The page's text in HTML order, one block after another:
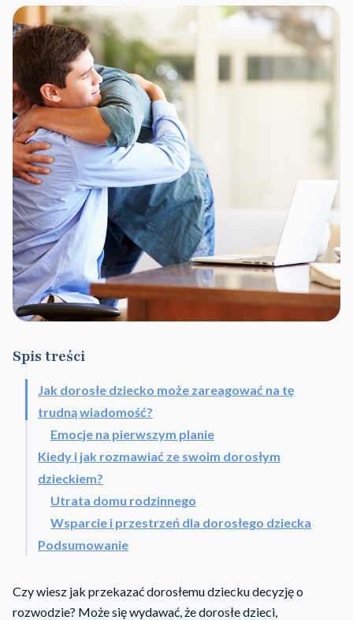
Spis treści
Jak dorosłe dziecko może zareagować na tę
trudną wiadomość?
Emocje na pierwszym planie
Kiedy i jak rozmawiać ze swoim dorosłym
dzieckiem?
Utrata domu rodzinnego
Wsparcie i przestrzeń dla dorosłego dziecka
Podsumowanie
Czy wiesz jak przekazać dorosłemu dziecku decyzję o
rozwodzie? Może się wydawać, że dorosłe dzieci,